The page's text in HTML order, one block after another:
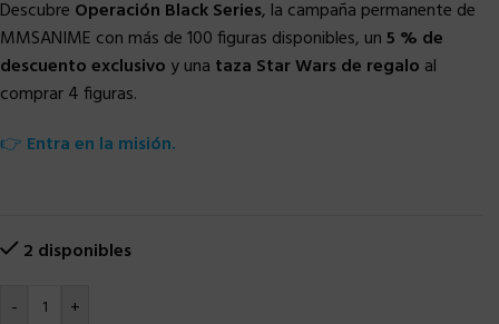
Descubre Operación Black Series, la campaña permanente de
MMSANIME con más de 100 figuras disponibles, un5 % de
descuento exclusivo y una taza Star Wars de regalo al
comprar 4 figuras.
👉 Entra en la misión.
2 disponibles
-
+